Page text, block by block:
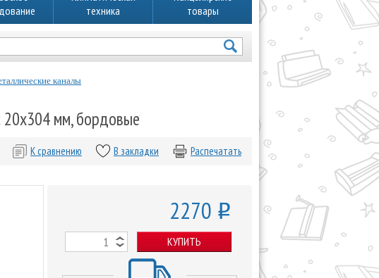
техника
товары
каналы
20х304 мм, бордовые
Распечатать
В закладки
К сравнению
2270 o
КУПИТЬ